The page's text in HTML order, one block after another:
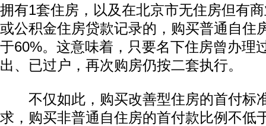
拥有1套住房，以及在北京市无住房但有
或公积金住房贷款记录的，购买普通自住
于60%。这意味着，只要名下住房曾办理
出、已过户，再次购房仍按二套执行。
不仅如此，购买改善型住房的首付标
求，购买非普通自住房的首付款比例不低